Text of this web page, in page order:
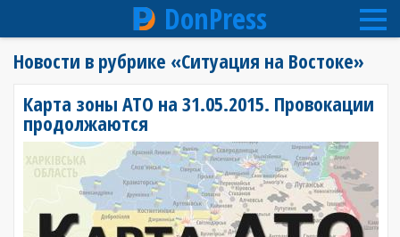
содержанию
DonPress
Новости в рубрике «Ситуация на Востоке»
Карта зоны АТО на 31.05.2015. Провокации
продолжаются